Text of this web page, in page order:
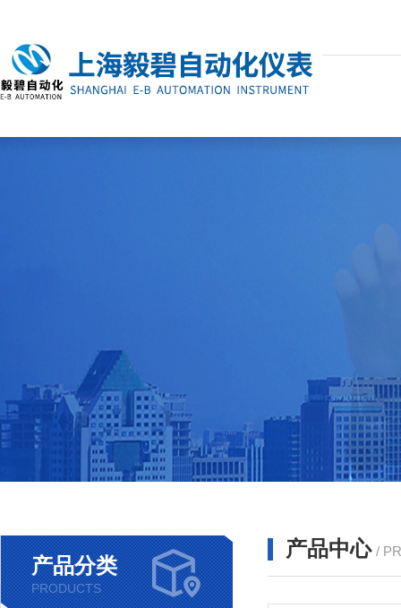
产品分类
PRODUCTS
产品中心 /